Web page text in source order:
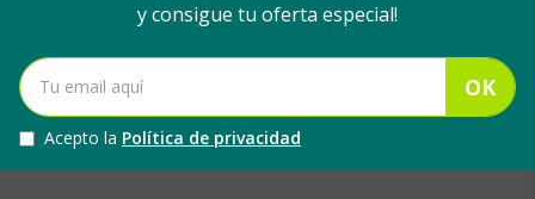
y consigue tu oferta especial!
OK
Acepto la Política de privacidad